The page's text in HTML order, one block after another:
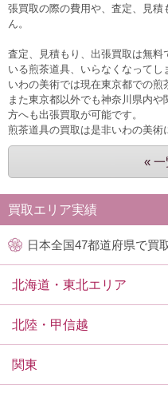
張買取の際の費用や、査定、見
ん。
査定、見積もり、出張買取は無
いる煎茶道具、いらなくなってし
いわの美術では現在東京都での煎
また東京都以外でも神奈川県内
方へも出張買取が可能です。
煎茶道具の買取は是非いわの美術
« 一
買取エリア実績
日本全国47都道府県で買
北海道・東北エリア
北陸・甲信越
関東